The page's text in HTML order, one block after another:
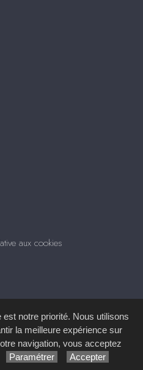
aux cookies
de Contenu (SGC)imagenia, créé et
mémoire d'images.
notre priorité. Nous utilisons
la meilleure expérience sur
navigation, vous acceptez
Paramétrer Accepter